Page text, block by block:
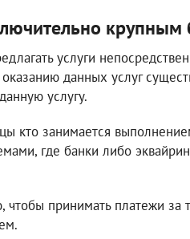
услуги
данных услуг
услугу.
кто занимается
где банки либо
принимать платежи за